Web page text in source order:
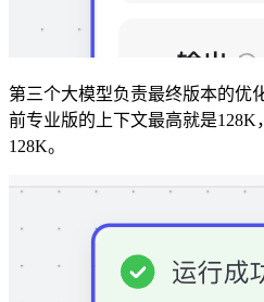
第三个大模型负责最终版本的优
前专业版的上下文最高就是128K
128K。